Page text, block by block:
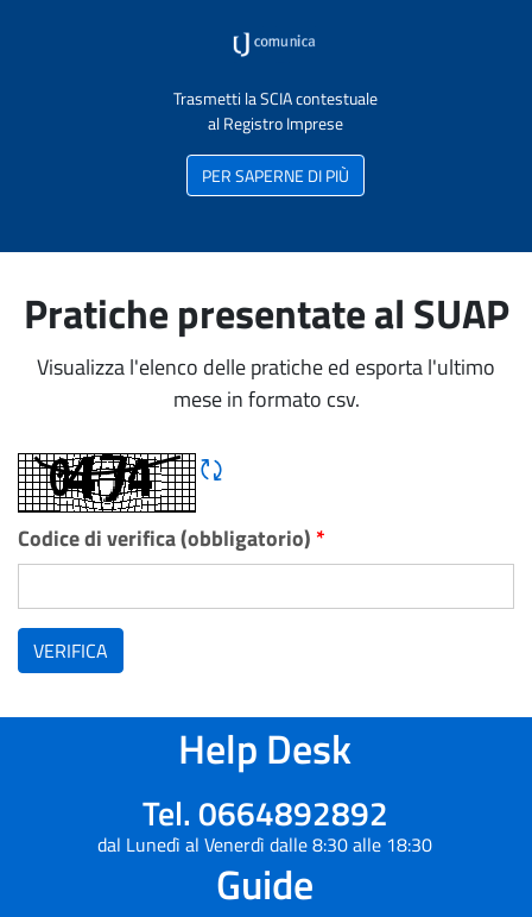
Trasmetti la SCIA contestuale
al Registro Imprese
PER SAPERNE DI PIÙ
Pratiche presentate al SUAP
Visualizza l'elenco delle pratiche ed esporta l'ultimo
mese in formato csv.
Rigene CAPTCHA
Codice di verifica (obbligatorio) *
VERIFICA
Help Desk
Tel. 0664892892
dal Lunedì al Venerdì dalle 8:30 alle 18:30
Guide